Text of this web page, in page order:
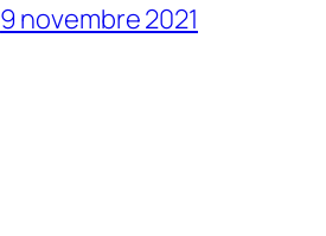
9 novembre 2021